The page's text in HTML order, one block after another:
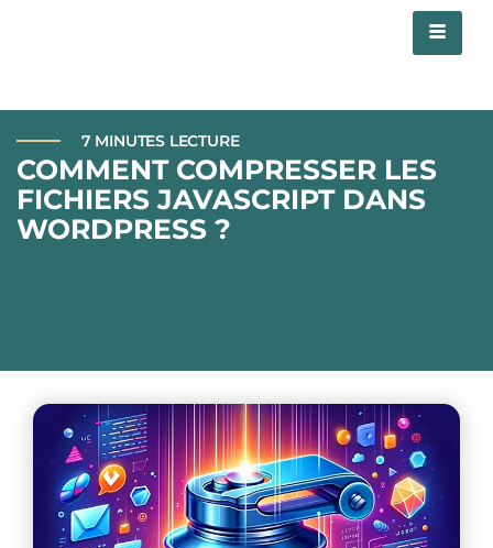
7 MINUTES LECTURE
COMMENT COMPRESSER LES
FICHIERS JAVASCRIPT DANS
WORDPRESS ?